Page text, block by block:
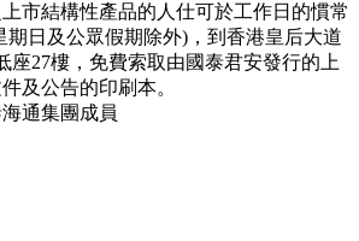
市結構性產品的人仕可於工作日的慣常
期日及公眾假期除外)，到香港皇后大道
座27樓，免費索取由國泰君安發行的上
及公告的印刷本。
通集團成員